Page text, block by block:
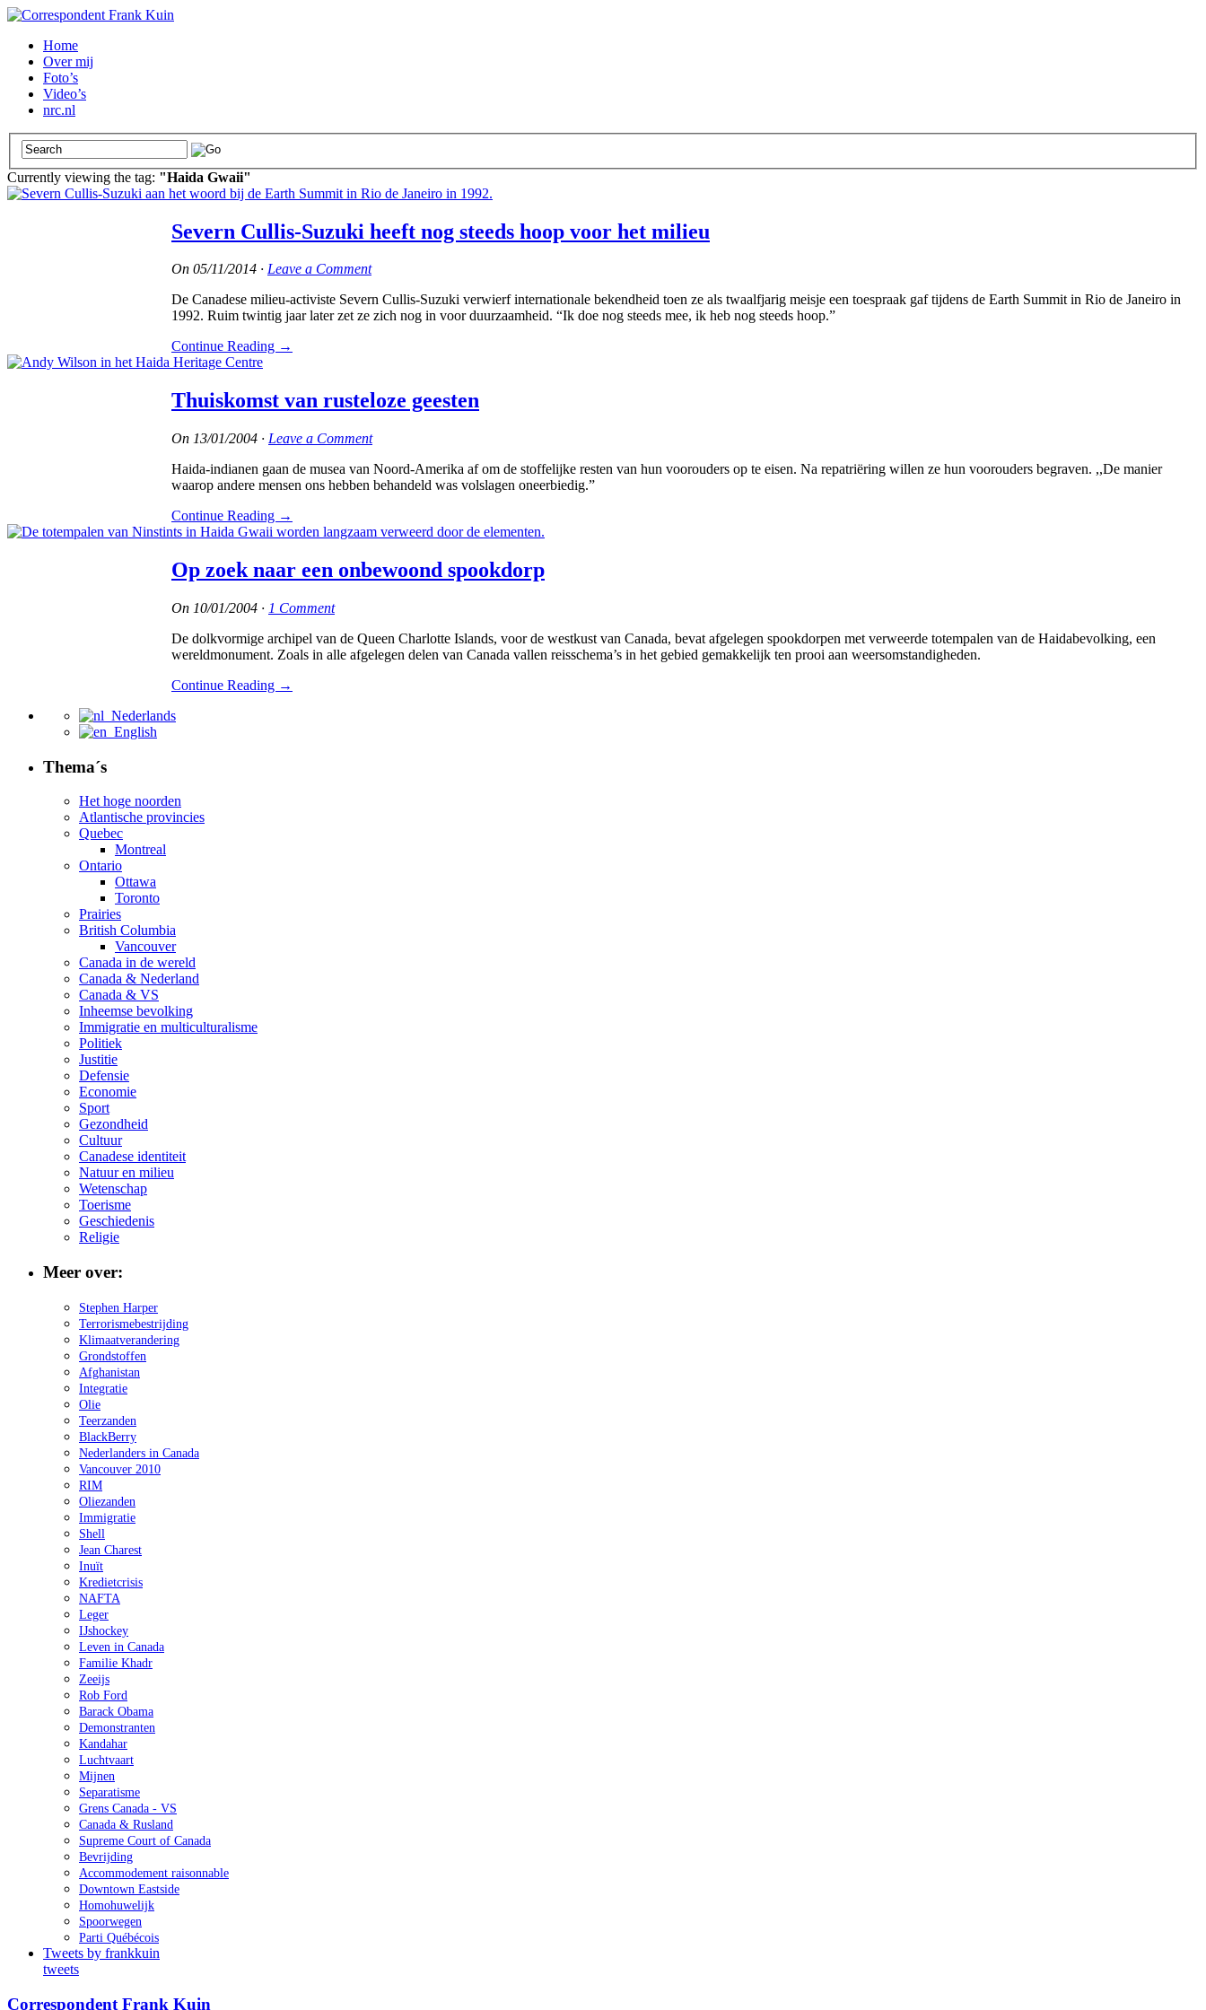
Home
Over mij
Foto’s
Video’s
nrc.nl
Currently viewing the tag: "Haida Gwaii"
Severn Cullis-Suzuki heeft nog steeds hoop voor het milieu
On 05/11/2014 · Leave a Comment
De Canadese milieu-activiste Severn Cullis-Suzuki verwierf internationale bekendheid toen ze als twaalfjarig meisje een toespraak gaf tijdens de Earth Summit in Rio de Janeiro in
1992. Ruim twintig jaar later zet ze zich nog in voor duurzaamheid. “Ik doe nog steeds mee, ik heb nog steeds hoop.”
Continue Reading →
Thuiskomst van rusteloze geesten
On 13/01/2004 · Leave a Comment
Haida-indianen gaan de musea van Noord-Amerika af om de stoffelijke resten van hun voorouders op te eisen. Na repatriëring willen ze hun voorouders begraven. ,,De manier
waarop andere mensen ons hebben behandeld was volslagen oneerbiedig.”
Continue Reading →
Op zoek naar een onbewoond spookdorp
On 10/01/2004 · 1 Comment
De dolkvormige archipel van de Queen Charlotte Islands, voor de westkust van Canada, bevat afgelegen spookdorpen met verweerde totempalen van de Haidabevolking, een
wereldmonument. Zoals in alle afgelegen delen van Canada vallen reisschema’s in het gebied gemakkelijk ten prooi aan weersomstandigheden.
Continue Reading →
Nederlands
English
Thema´s
Het hoge noorden
Atlantische provincies
Quebec
Montreal
Ontario
Ottawa
Toronto
Prairies
British Columbia
Vancouver
Canada in de wereld
Canada & Nederland
Canada & VS
Inheemse bevolking
Immigratie en multiculturalisme
Politiek
Justitie
Defensie
Economie
Sport
Gezondheid
Cultuur
Canadese identiteit
Natuur en milieu
Wetenschap
Toerisme
Geschiedenis
Religie
Meer over:
Stephen Harper
Terrorismebestrijding
Klimaatverandering
Grondstoffen
Afghanistan
Integratie
Olie
Teerzanden
BlackBerry
Nederlanders in Canada
Vancouver 2010
RIM
Oliezanden
Immigratie
Shell
Jean Charest
Inuït
Kredietcrisis
NAFTA
Leger
IJshockey
Leven in Canada
Familie Khadr
Zeeijs
Rob Ford
Barack Obama
Demonstranten
Kandahar
Luchtvaart
Mijnen
Separatisme
Grens Canada - VS
Canada & Rusland
Supreme Court of Canada
Bevrijding
Accommodement raisonnable
Downtown Eastside
Homohuwelijk
Spoorwegen
Parti Québécois
Tweets by frankkuin
tweets
Correspondent Frank Kuin